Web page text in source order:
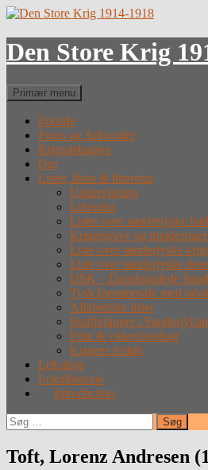
Hop
indhold
Den Store Krig
Søg
Primær menu
Forside
Fotos og Arkivalier
Krigsdeltagere
Om
Lister, links & litteratur
Undervisning
Litteratur
Lister over sønderjyske
Krigergrave og
Liste over sønderjyske
Liste over sønderjyske
DSK – Dansksindede
Tysk hjemmeside med
Alfabetiske lister
Straffefanger i
Film & videoforedrag
Krigens forløb
Leksikon
Lokalhistorie
Introduction
Søg
efter:
Toft, Lorenz Andresen